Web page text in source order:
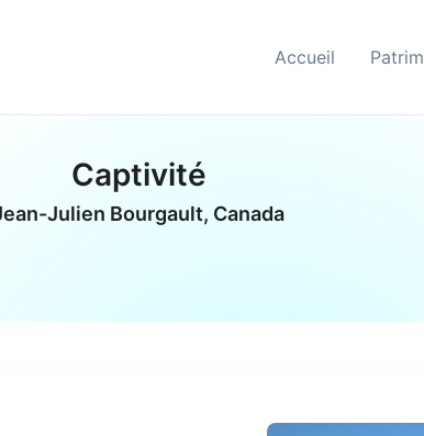
Accueil
Captivité
Julien Bourgault, Canada